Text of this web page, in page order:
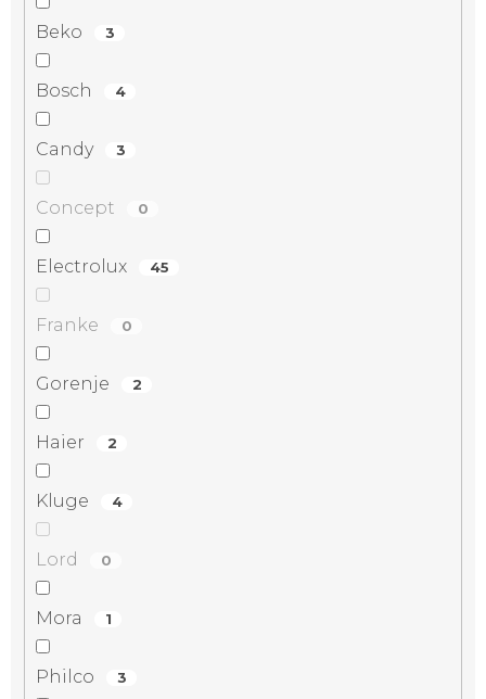
Beko 3
Bosch 4
Candy 3
Concept 0
Electrolux 45
Franke 0
Gorenje 2
Haier 2
Kluge 4
Lord 0
Mora 1
Philco 3